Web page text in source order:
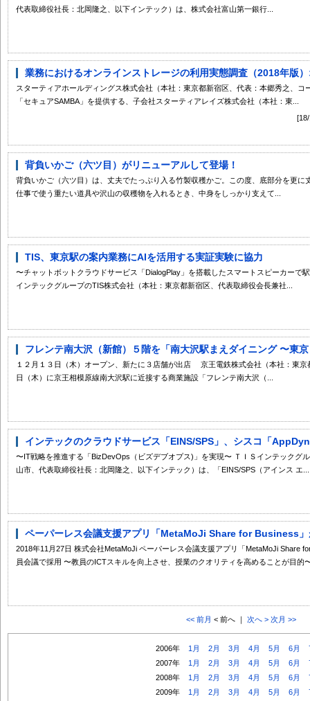
代表取締役社長：北岡隆之、以下インテック）は、株式会社富山第一銀行...
業務におけるオンラインストレージの利用実態調査（2018年版
スターティアホールディングス株式会社（本社：東京都新宿区、代表：本郷秀之、
「セキュアSAMBA」を提供する、子会社スターティアレイズ株式会社（本社：東...
背負いかご（六ツ目）がリニューアルして登場！
背負いかご（六ツ目）は、丈夫でたっぷり入る竹製収穫かご。この度、底部分を更
仕事で使う重たい道具や沢山の収穫物を入れるとき、中身をしっかり支えて...
TIS、東京駅の案内業務にAIを活用する実証実験に協力
〜チャットボットクラウドサービス「DialogPlay」を搭載したスマートスピーカーで
インテックグループのTIS株式会社（本社：東京都新宿区、代表取締役会長兼社...
フレンテ南大沢（新館）５階を「南大沢駅まえダイニング 〜東
１２月１３日（木）オープン、新たに３店舗が出店 京王電鉄株式会社（本社：東
日（木）に京王相模原線南大沢駅に近接する商業施設「フレンテ南大沢（...
インテックのクラウドサービス「EINS/SPS」、シスコ「
〜IT戦略を推進する「BizDevOps（ビズデブオプス)」を実現〜 ＴＩＳインテックグ
山市、代表取締役社長：北岡隆之、以下インテック）は、「EINS/SPS（アインス エ...
ペーパーレス会議支援アプリ「MetaMoJi Share for Business」
2018年11月27日 株式会社MetaMoJi ペーパーレス会議支援アプリ「MetaMoJi Share
員会議で採用 〜教員のICTスキルを向上させ、授業のクオリティを高めることが目的
<< 前月 < 前へ ｜ 次へ > 次月 >>
2006年 1月 2月 3月 4月 5月 6月
2007年
1月 2月 3月 4月 5月 6月
2008年
1月 2月 3月 4月 5月 6月
2009年
1月 2月 3月 4月 5月 6月